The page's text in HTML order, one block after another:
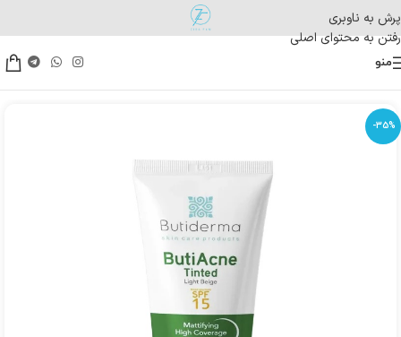
پرش به ناوبری
رفتن به محتوای اصلی
منو
-35%